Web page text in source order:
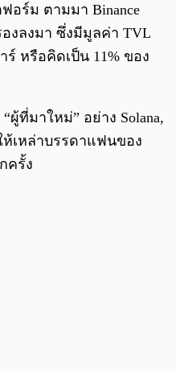
อร์ม ตามมา Binance
องลงมา ซึ่งมีมูลค่า TVL
หรือคิดเป็น 11% ของ
ที่มาใหม่” อย่าง Solana,
ห้เหล่าบรรดาแฟนของ
ครั้ง